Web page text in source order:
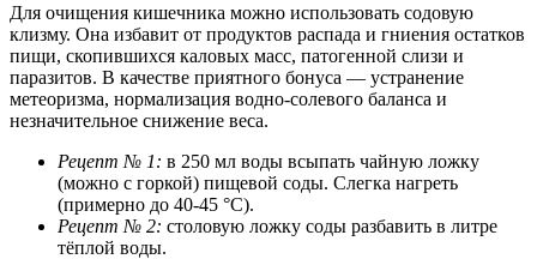
Для очищения кишечника можно использовать содовую
клизму. Она избавит от продуктов распада и гниения остатков
пищи, скопившихся каловых масс, патогенной слизи и
паразитов. В качестве приятного бонуса — устранение
метеоризма, нормализация водно-солевого баланса и
незначительное снижение веса.
Рецепт № 1: в 250 мл воды всыпать чайную ложку
(можно с горкой) пищевой соды. Слегка нагреть
(примерно до 40-45 °С).
Рецепт № 2: столовую ложку соды разбавить в литре
тёплой воды.